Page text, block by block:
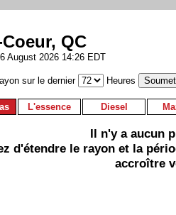
QC
August 2026 14:26 EDT
sur le dernier Heures
L'essence Diesel
Il n'y a aucun
d'étendre le rayon et la
accroître